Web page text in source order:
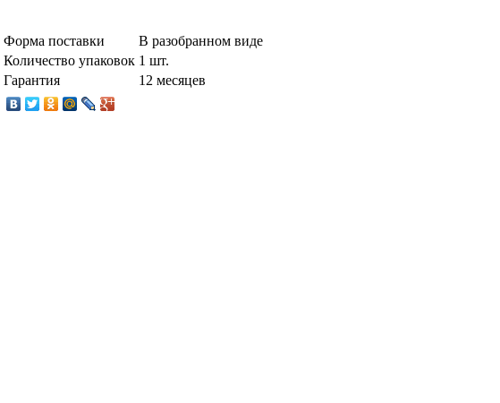
Форма поставки
В разобранном виде
Количество упаковок 1 шт.
Гарантия
12 месяцев